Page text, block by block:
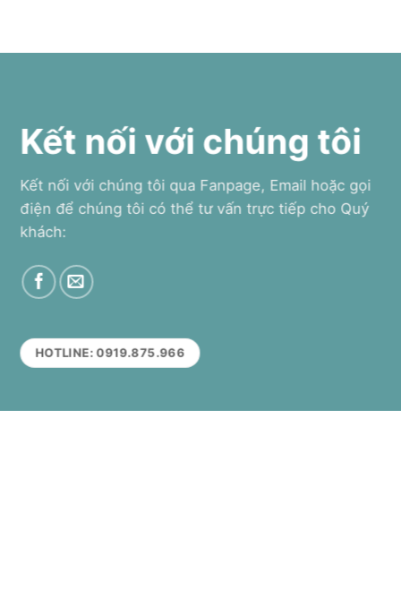
Kết nối với chúng tôi
Kết nối với chúng tôi qua Fanpage, Email hoặc gọi
điện để chúng tôi có thể tư vấn trực tiếp cho Quý
khách:
HOTLINE: 0919.875.966